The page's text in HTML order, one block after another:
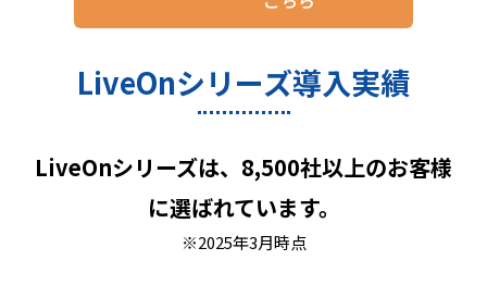
LiveOnシリーズ導入実績
LiveOnシリーズは、8,500社以上のお客様
に選ばれています。
※2025年3月時点